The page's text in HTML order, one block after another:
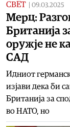
СВЕТ 09.03.2025
Мерц:
Британија
оружје не
САД
Идниот
изјави дека би
Британија за
во НАТО, но